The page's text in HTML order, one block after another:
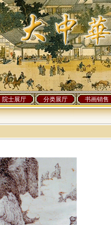
院士展厅 分类展厅 书画销售